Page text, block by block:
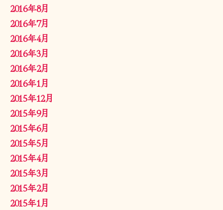
2016年8月
2016年7月
2016年4月
2016年3月
2016年2月
2016年1月
2015年12月
2015年9月
2015年6月
2015年5月
2015年4月
2015年3月
2015年2月
2015年1月